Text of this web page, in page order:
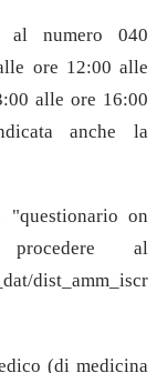
al numero 040
ore 12:00 alle
alle ore 16:00
anche la
"questionario on
al
dist_amm_iscr
(di medicina